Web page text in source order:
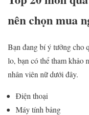
nên chọn mua
Bạn đang bí ý tưởng cho
lo, bạn có thể tham khảo
nhân viên nữ dưới đây.
Điện thoại
Máy tính bảng